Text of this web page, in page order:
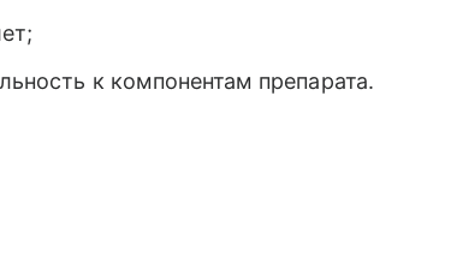
к компонентам препарата.